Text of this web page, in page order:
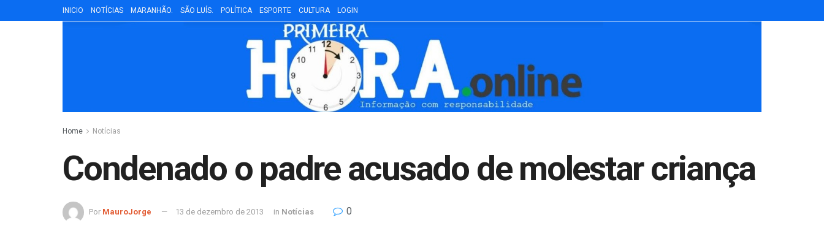
INICIO NOTÍCIAS MARANHÃO. SÃO LUÍS. POLÍTICA ESPORTE CULTURA LOGIN
Home Notícias
Condenado o padre acusado de molestar criança
Por MauroJorge 13 de dezembro de 2013 in Notícias 0